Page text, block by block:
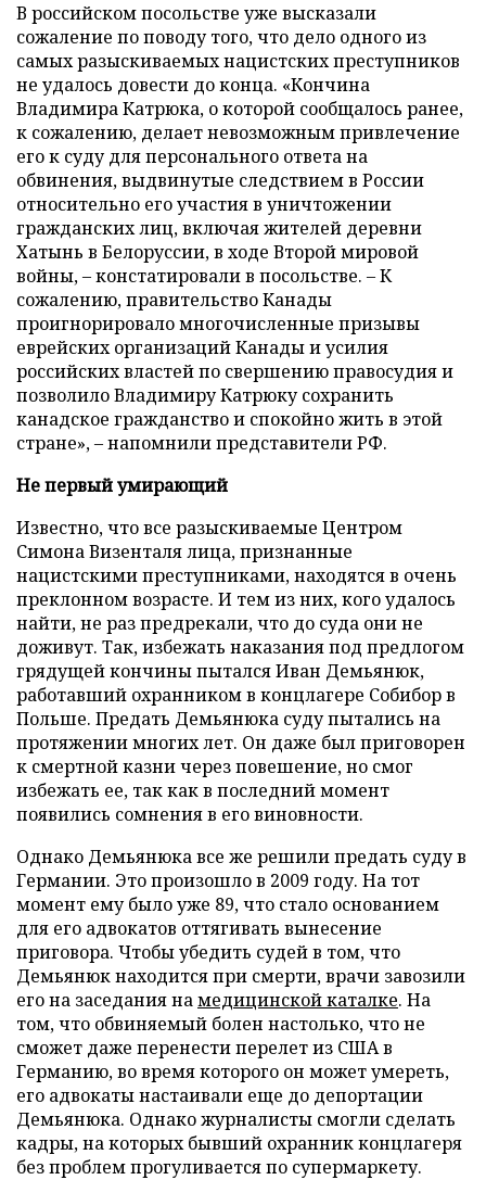
В российском посольстве уже высказали
сожаление по поводу того, что дело одного из
самых разыскиваемых нацистских преступников
не удалось довести до конца. «Кончина
Владимира Катрюка, о которой сообщалось ранее,
к сожалению, делает невозможным привлечение
его к суду для персонального ответа на
обвинения, выдвинутые следствием в России
относительно его участия в уничтожении
гражданских лиц, включая жителей деревни
Хатынь в Белоруссии, в ходе Второй мировой
войны, – констатировали в посольстве. – К
сожалению, правительство Канады
проигнорировало многочисленные призывы
еврейских организаций Канады и усилия
российских властей по свершению правосудия и
позволило Владимиру Катрюку сохранить
канадское гражданство и спокойно жить в этой
стране», – напомнили представители РФ.
Не первый умирающий
Известно, что все разыскиваемые Центром
Симона Визенталя лица, признанные
нацистскими преступниками, находятся в очень
преклонном возрасте. И тем из них, кого удалось
найти, не раз предрекали, что до суда они не
доживут. Так, избежать наказания под предлогом
грядущей кончины пытался Иван Демьянюк,
работавший охранником в концлагере Собибор в
Польше. Предать Демьянюка суду пытались на
протяжении многих лет. Он даже был приговорен
к смертной казни через повешение, но смог
избежать ее, так как в последний момент
появились сомнения в его виновности.
Однако Демьянюка все же решили предать суду в
Германии. Это произошло в 2009 году. На тот
момент ему было уже 89, что стало основанием
для его адвокатов оттягивать вынесение
приговора. Чтобы убедить судей в том, что
Демьянюк находится при смерти, врачи завозили
его на заседания намедицинской каталке. На
том, что обвиняемый болен настолько, что не
сможет даже перенести перелет из США в
Германию, во время которого он может умереть,
его адвокаты настаивали еще до депортации
Демьянюка. Однако журналисты смогли сделать
кадры, на которых бывший охранник концлагеря
без проблем прогуливается по супермаркету.